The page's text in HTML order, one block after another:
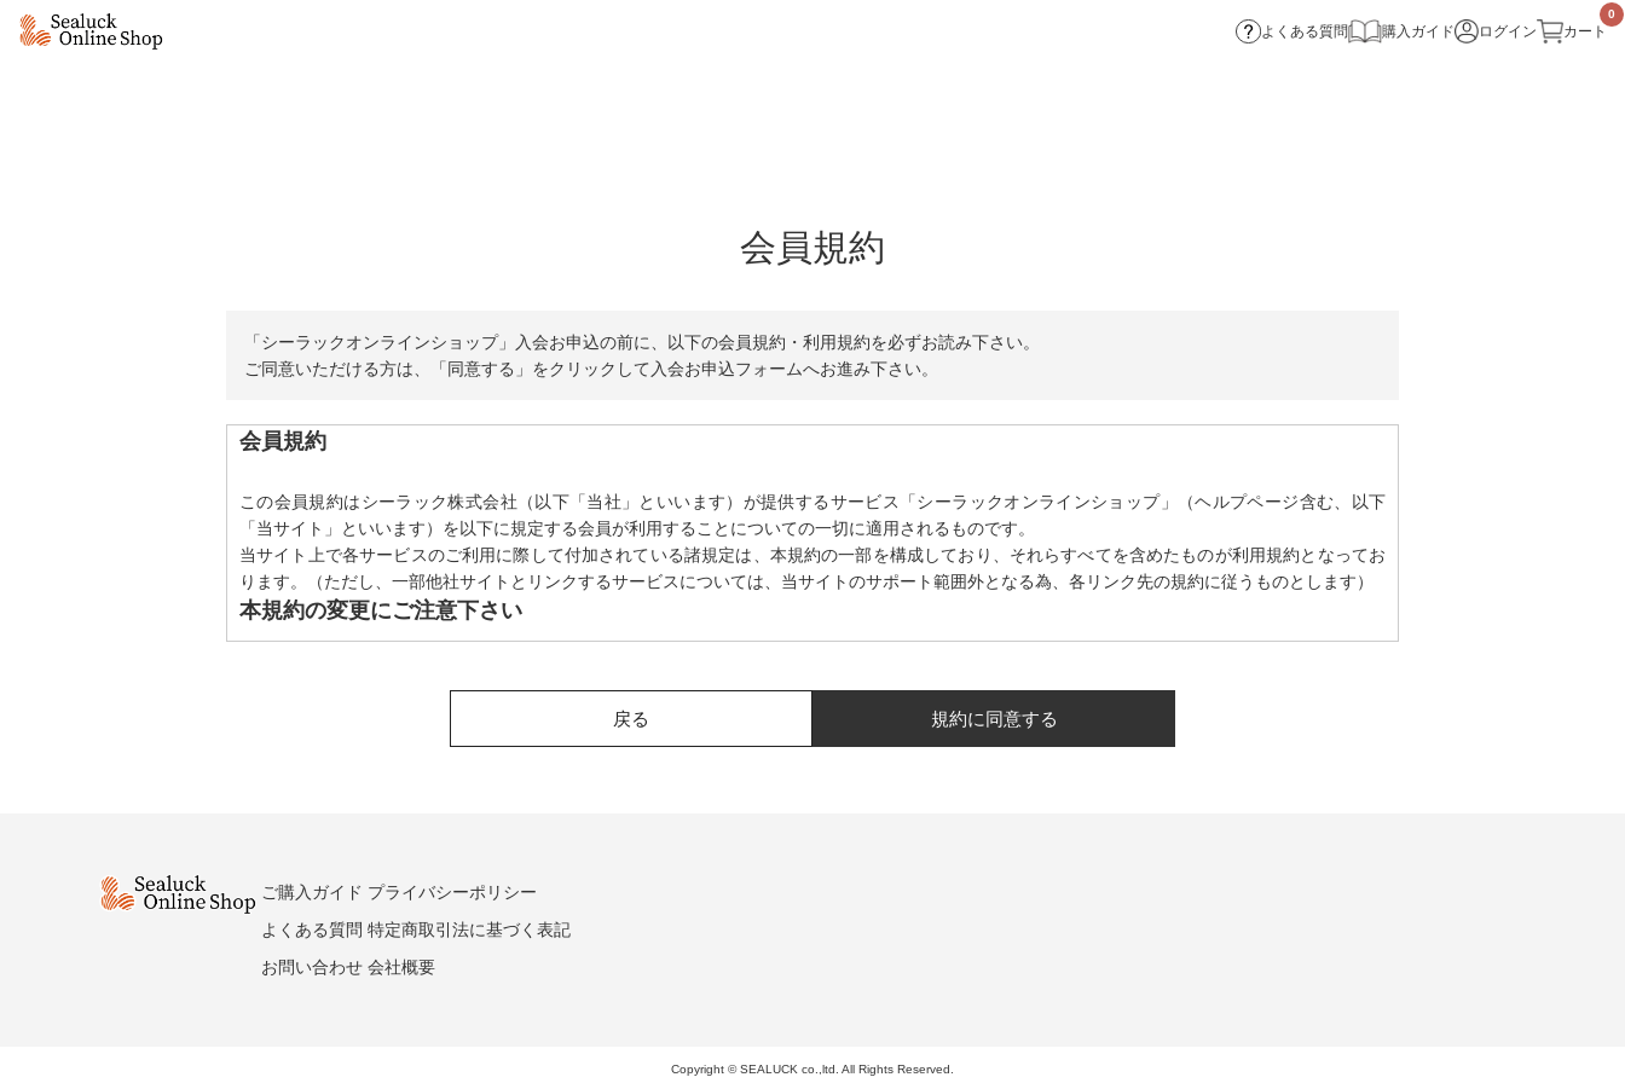
よくある質問 購入ガイド ログイン
0
カート
会員規約
「シーラックオンラインショップ」入会お申込の前に、以下の会員規約・利用規約を必ずお読み下さい。
ご同意いただける方は、「同意する」をクリックして入会お申込フォームへお進み下さい。
会員規約
この会員規約はシーラック株式会社（以下「当社」といいます）が提供するサービス「シーラックオンラインショップ」（ヘルプページ含む、以下
「当サイト」といいます）を以下に規定する会員が利用することについての一切に適用されるものです。
当サイト上で各サービスのご利用に際して付加されている諸規定は、本規約の一部を構成しており、それらすべてを含めたものが利用規約となってお
ります。（ただし、一部他社サイトとリンクするサービスについては、当サイトのサポート範囲外となる為、各リンク先の規約に従うものとします）
本規約の変更にご注意下さい
2. 前項の変更については、当サイト上に1ヵ月間表示した時点で、全ての会員が了承したものとみなします。
当サイトにおいてのご購入には会員登録が必要になります。
なお会員登録は無料です。
※ログインには、会員登録時に入力したメールアドレスおよびパスワードが必要になります。
適切かつ確実に管理するものとし、法令などにより開示が求められる場合を除き、開示しないものとします。
規約に同意する
戻る
ご購入ガイド
よくある質問
お問い合わせ
プライバシーポリシー
特定商取引法に基づく表記
会社概要
Copyright © SEALUCK co.,ltd. All Rights Reserved.